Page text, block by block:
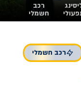
רכב
חשמלי
רכב חשמלי